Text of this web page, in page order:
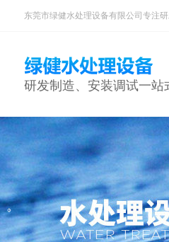
东莞市绿健水处理设备有限公司专注
研发制造、安装调试一站